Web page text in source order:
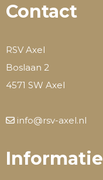
Contact
RSV Axel
Boslaan 2
4571 SW Axel
info@rsv-axel.nl
Informatie